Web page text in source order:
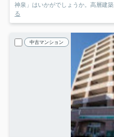
神泉」はいかがでしょうか。高層建
る
中古マンション